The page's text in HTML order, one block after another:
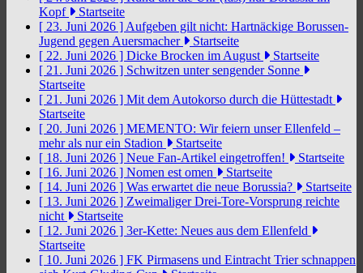
Kopf
Startseite
[ 23. Juni 2026 ] Aufgeben gilt nicht: Hartnäckige Borussen-
Jugend gegen Auersmacher
Startseite
[ 22. Juni 2026 ] Dicke Brocken im August
Startseite
[ 21. Juni 2026 ] Schwitzen unter sengender Sonne
Startseite
[ 21. Juni 2026 ] Mit dem Autokorso durch die Hüttestadt
Startseite
[ 20. Juni 2026 ] MEMENTO: Wir feiern unser Ellenfeld –
mehr als nur ein Stadion
Startseite
[ 18. Juni 2026 ] Neue Fan-Artikel eingetroffen!
Startseite
[ 16. Juni 2026 ] Nomen est omen
Startseite
[ 14. Juni 2026 ] Was erwartet die neue Borussia?
Startseite
[ 13. Juni 2026 ] Zweimaliger Drei-Tore-Vorsprung reichte
nicht
Startseite
[ 12. Juni 2026 ] 3er-Kette: Neues aus dem Ellenfeld
Startseite
[ 10. Juni 2026 ] FK Pirmasens und Eintracht Trier schnappen